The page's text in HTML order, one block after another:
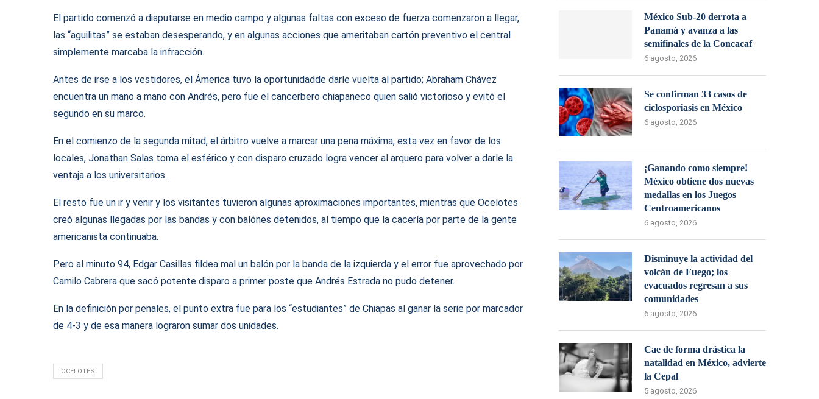
El partido comenzó a disputarse en medio campo y algunas faltas con exceso de fuerza comenzaron a llegar,
las “aguilitas” se estaban desesperando, y en algunas acciones que ameritaban cartón preventivo el central
simplemente marcaba la infracción.
Antes de irse a los vestidores, el Ámerica tuvo la oportunidadde darle vuelta al partido; Abraham Chávez
encuentra un mano a mano con Andrés, pero fue el cancerbero chiapaneco quien salió victorioso y evitó el
segundo en su marco.
En el comienzo de la segunda mitad, el árbitro vuelve a marcar una pena máxima, esta vez en favor de los
locales, Jonathan Salas toma el esférico y con disparo cruzado logra vencer al arquero para volver a darle la
ventaja a los universitarios.
El resto fue un ir y venir y los visitantes tuvieron algunas aproximaciones importantes, mientras que Ocelotes
creó algunas llegadas por las bandas y con balónes detenidos, al tiempo que la cacería por parte de la gente
americanista continuaba.
Pero al minuto 94, Edgar Casillas fildea mal un balón por la banda de la izquierda y el error fue aprovechado por
Camilo Cabrera que sacó potente disparo a primer poste que Andrés Estrada no pudo detener.
En la definición por penales, el punto extra fue para los “estudiantes” de Chiapas al ganar la serie por marcador
de 4-3 y de esa manera lograron sumar dos unidades.
OCELOTES
México Sub-20 derrota a
Panamá y avanza a las
semifinales de la Concacaf
6 agosto, 2026
Se confirman 33 casos de
ciclosporiasis en México
6 agosto, 2026
¡Ganando como siempre!
México obtiene dos nuevas
medallas en los Juegos
Centroamericanos
6 agosto, 2026
Disminuye la actividad del
volcán de Fuego; los
evacuados regresan a sus
comunidades
6 agosto, 2026
Cae de forma drástica la
natalidad en México, advierte
la Cepal
5 agosto, 2026